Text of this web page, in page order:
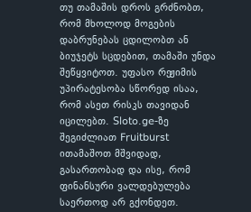
თუ თამაშის დროს გრძნობთ,
რომ მხოლოდ მოგების
დაბრუნებას ცდილობთ ან
ბიუჯეტს სცდებით, თამაში უნდა
შეწყვიტოთ. უფასო რეჟიმის
უპირატესობა სწორედ ისაა,
რომ ასეთ რისკს თავიდან
იცილებთ. Sloto.ge-ზე
შეგიძლიათ Fruitburst
ითამაშოთ მშვიდად,
გასართობად და ისე, რომ
ფინანსური ვალდებულება
საერთოდ არ გქონდეთ.